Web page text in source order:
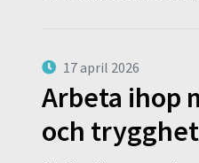
17 april 2026
Arbeta ihop
och